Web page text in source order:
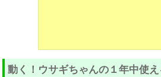
動く！ウサギちゃんの１年中使